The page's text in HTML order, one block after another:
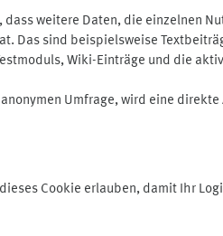
weitere Daten, die einzelnen
Das sind beispielsweise
Wiki-Einträge und die
Umfrage, wird eine
Cookie erlauben, damit Ihr